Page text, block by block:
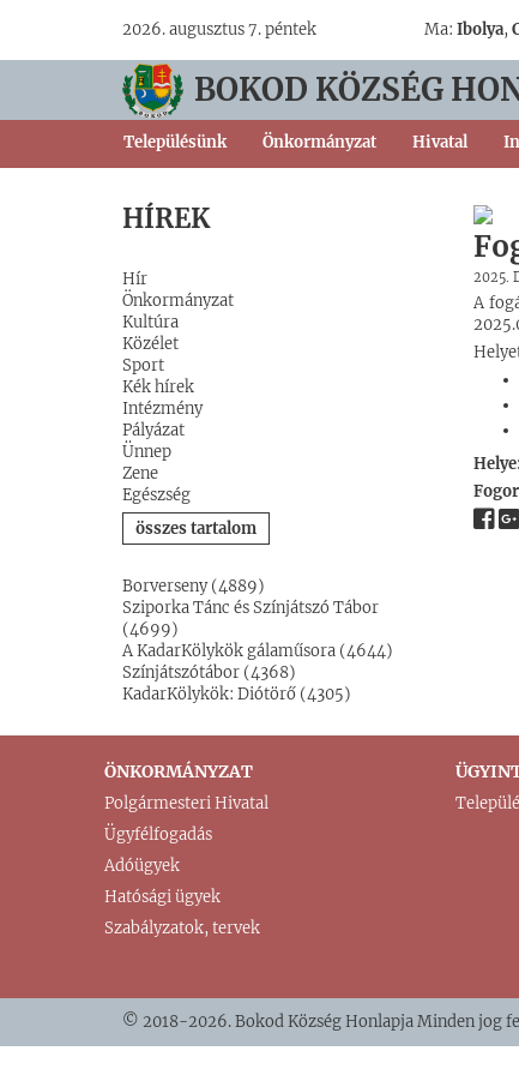
2026. augusztus 7. péntek Ma:Ibolya,
BOKOD KÖZSÉG
Településünk Önkormányzat Hivatal
HÍREK
Hír
Önkormányzat
Kultúra
Közélet
Sport
Kék hírek
Intézmény
Pályázat
Ünnep
Zene
Egészség
összes tartalom
Borverseny (4889)
Sziporka Tánc és Színjátszó Tábor
(4699)
A KadarKölykök gálaműsora (4644)
Színjátszótábor (4368)
KadarKölykök: Diótörő (4305)
2025.
A
ÖNKORMÁNYZAT
Polgármesteri Hivatal
Ügyfélfogadás
Adóügyek
Hatósági ügyek
Szabályzatok, tervek
© 2018-2026. Bokod Község Honlapja Minden jog